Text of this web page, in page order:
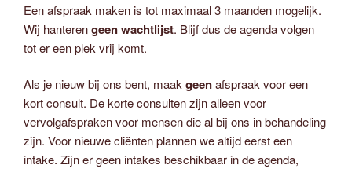
Een afspraak maken is tot maximaal 3 maanden mogelijk.
Wij hanterengeen wachtlijst. Blijf dus de agenda volgen
tot er een plek vrij komt.
Als je nieuw bij ons bent, maak geenafspraak voor een
kort consult. De korte consulten zijn alleen voor
vervolgafspraken voor mensen die al bij ons in behandeling
zijn. Voor nieuwe cliënten plannen we altijd eerst een
intake. Zijn er geen intakes beschikbaar in de agenda,